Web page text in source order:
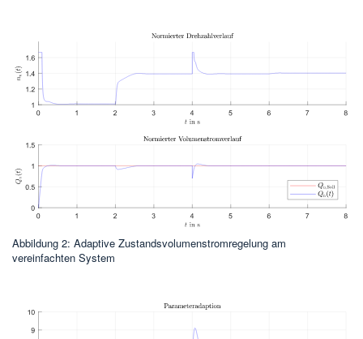
Abbildung 2: Adaptive Zustandsvolumenstromregelung am
vereinfachten System